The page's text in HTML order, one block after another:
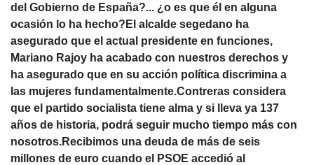
del Gobierno de España?... ¿o es que él en alguna
ocasión lo ha hecho?El alcalde segedano ha
asegurado que el actual presidente en funciones,
Mariano Rajoy ha acabado con nuestros derechos y
ha asegurado que en su acción política discrimina a
las mujeres fundamentalmente.Contreras considera
que el partido socialista tiene alma y si lleva ya 137
años de historia, podrá seguir mucho tiempo más con
nosotros.Recibimos una deuda de más de seis
millones de euro cuando el PSOE accedió al